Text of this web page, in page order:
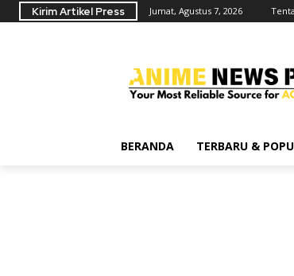
Kirim Artikel Press Jumat, Agustus 7, 2026
BERANDA TERBARU &